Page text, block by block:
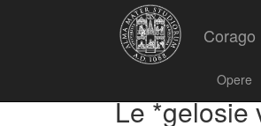
Corago
Opere
Le *gelosie